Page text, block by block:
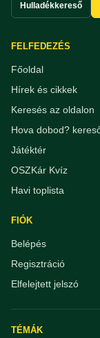
Hulladékkereső
FELFEDEZÉS
Főoldal
Hírek és cikkek
Keresés az oldalon
Hova dobod?
Játéktér
OSZKár Kvíz
Havi toplista
FIÓK
Belépés
Regisztráció
Elfelejtett jelszó
TÉMÁK